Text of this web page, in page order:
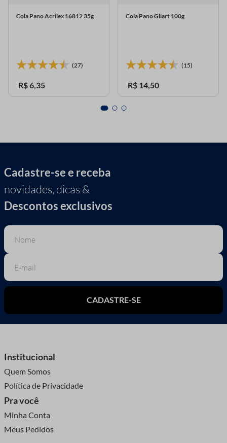
Cola Pano Acrilex 16812 35g
(27)
R$6,35
Cola Pano Gliart 100g
(15)
R$ 14,50
Cadastre-se e receba
novidades, dicas &
Descontos exclusivos
CADASTRE-SE
Institucional
Quem Somos
Política de Privacidade
Pra você
Minha Conta
Meus Pedidos